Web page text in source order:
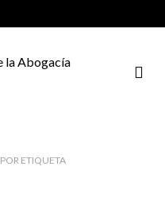
PORETIQUETA